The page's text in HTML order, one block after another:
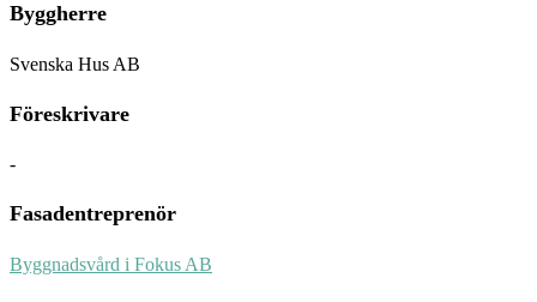
Byggherre
Svenska Hus AB
Föreskrivare
-
Fasadentreprenör
Byggnadsvård i Fokus AB